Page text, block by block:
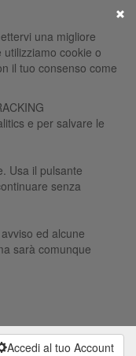
una migliore
cookie o
il tuo consenso come
e per salvare le
Usa il pulsante
senza
ed alcune
sarà comunque
×
Accedi al tuo Account